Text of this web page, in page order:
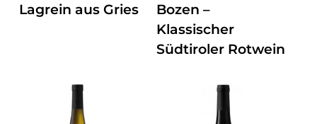
Lagrein aus Gries
Bozen –
Klassischer
Südtiroler Rotwein